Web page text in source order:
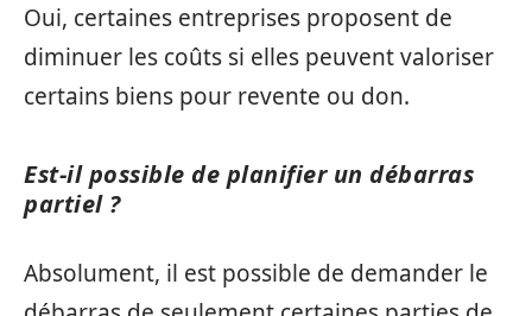
Oui, certaines entreprises proposent de
diminuer les coûts si elles peuvent valoriser
certains biens pour revente ou don.
Est-il possible de planifier un débarras
partiel ?
Absolument, il est possible de demander le